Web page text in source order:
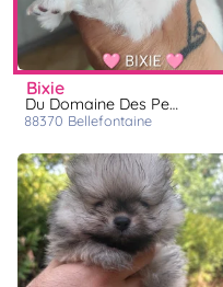
bixie
Du Domaine Des Petites Bouilles
88370 bellefontaine